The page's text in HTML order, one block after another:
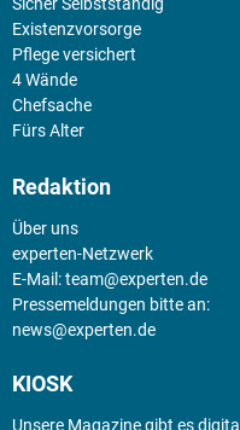
Existenz­vorsorge
Pflege versichert
4 Wände
Chefsache
Fürs Alter
Redaktion
Über uns
experten-Netzwerk
E-Mail:team@experten.de
Pressemeldungen bitte an:
news@experten.de
KIOSK
Unsere Magazine gibt es digital